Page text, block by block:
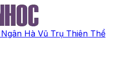
Ngân Hà Vũ Trụ Thiên Thể